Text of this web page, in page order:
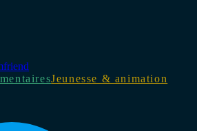
Jeunesse & animation